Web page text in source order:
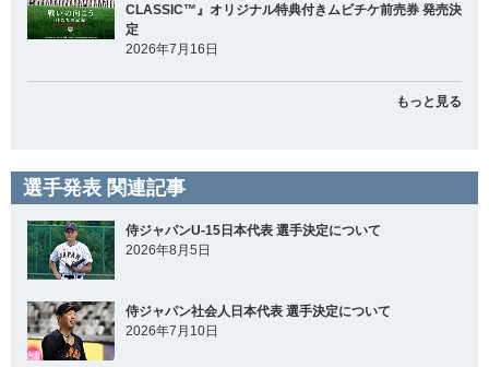
CLASSIC™』オリジナル特典付きムビチケ前売券 発売決
定
2026年7月16日
もっと見る
選手発表 関連記事
侍ジャパンU-15日本代表 選手決定について
2026年8月5日
侍ジャパン社会人日本代表 選手決定について
2026年7月10日